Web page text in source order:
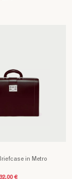
in Metro
€